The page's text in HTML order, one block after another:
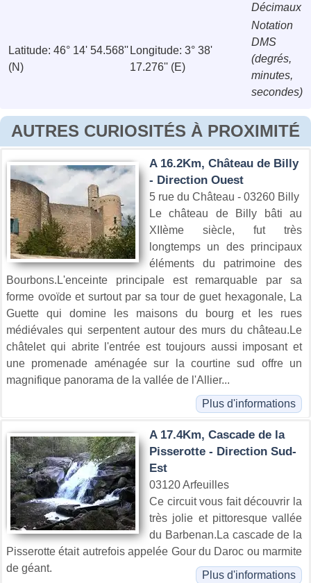
Décimaux
Latitude: 46° 14' 54.568''
(N)
Longitude: 3° 38'
17.276'' (E)
Notation
DMS
(degrés,
minutes,
secondes)
AUTRES CURIOSITÉS À PROXIMITÉ
A 16.2Km, Château de Billy
- Direction Ouest
5 rue du Château - 03260 Billy
Le château de Billy bâti au
XIIème siècle, fut très
longtemps un des principaux
éléments du patrimoine des
Bourbons.L'enceinte principale est remarquable par sa
forme ovoïde et surtout par sa tour de guet hexagonale, La
Guette qui domine les maisons du bourg et les rues
médiévales qui serpentent autour des murs du château.Le
châtelet qui abrite l'entrée est toujours aussi imposant et
une promenade aménagée sur la courtine sud offre un
magnifique panorama de la vallée de l'Allier...
Plus d'informations
A 17.4Km, Cascade de la
Pisserotte - Direction Sud-
Est
03120 Arfeuilles
Ce circuit vous fait découvrir la
très jolie et pittoresque vallée
du Barbenan.La cascade de la
Pisserotte était autrefois appelée Gour du Daroc ou marmite
de géant.
Plus d'informations